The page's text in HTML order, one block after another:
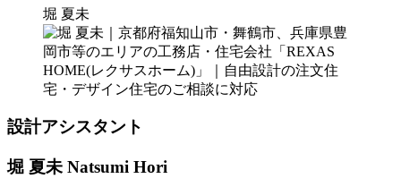
堀 夏未
設計アシスタント
堀 夏未 Natsumi Hori